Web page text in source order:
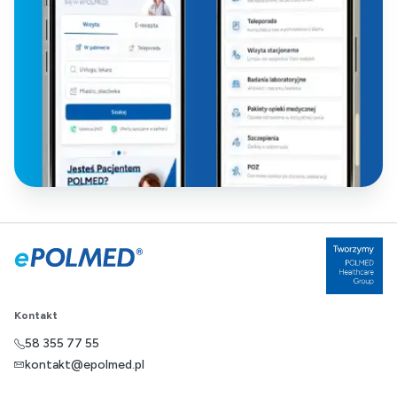
Kontakt
58 355 77 55
kontakt@epolmed.pl